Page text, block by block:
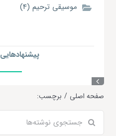
موسیقی ترحیم (4)
پیشنهاد‌هایی
صفحه اصلی برچسب:
برای: